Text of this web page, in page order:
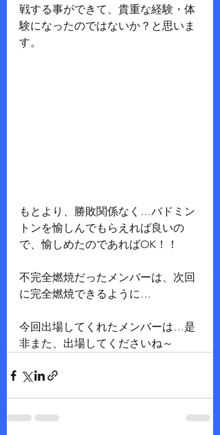
戦する事ができて、貴重な経験・体
験になったのではないか？と思いま
す。
もとより、勝敗関係なく…バドミン
トンを愉しんでもらえれば良いの
で、愉しめたのであればOK！！
不完全燃焼だったメンバーは、次回
に完全燃焼できるように…
今回出場してくれたメンバーは…是
非また、出場してくださいね～